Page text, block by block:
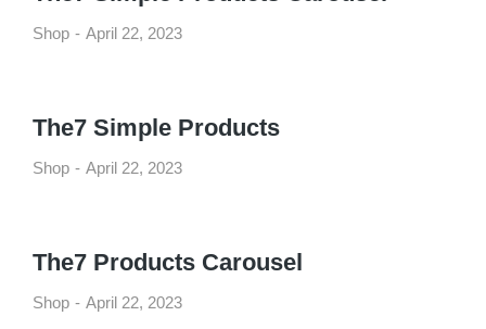
Shop April 22, 2023
The7 Simple Products
Shop April 22, 2023
The7 Products Carousel
Shop April 22, 2023